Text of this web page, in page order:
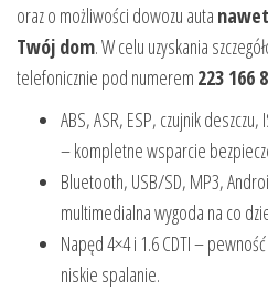
oraz o możliwości dowozu auta
Twój dom. W celu uzyskania
telefonicznie pod numerem 223 166
ABS, ASR, ESP, czujnik
– kompletne wsparcie
Bluetooth, USB/SD, MP3,
multimedialna wygoda na co
Napęd 4×4 i 1.6 CDTI –
niskie spalanie.